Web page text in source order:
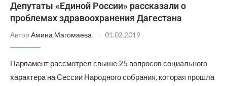
Депутаты «Единой России» рассказали о
проблемах здравоохранения Дагестана
Автор Амина Магомаева 01.02.2019
Парламент рассмотрел свыше 25 вопросов социального
характера на Сессии Народного собрания, которая прошла